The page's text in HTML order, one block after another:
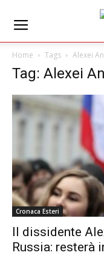
Home Tags Alexei
Tag: Alexei
Cronaca Esteri
Il dissidente
Russia: resterà